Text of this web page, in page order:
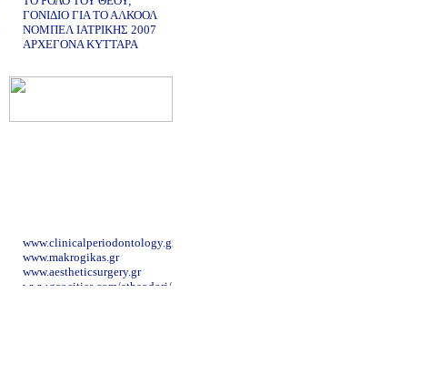
ΓΟΝΙΔΙΟ ΓΙΑ ΤΟ ΑΛΚΟΟΛ
ΝΟΜΠΕΛ ΙΑΤΡΙΚΗΣ 2007
ΑΡΧΕΓΟΝΑ ΚΥΤΤΑΡΑ
www.clinicalperiodontology.gr
www.makrogikas.gr
www.aestheticsurgery.gr
www.geocities.com/atheodori/